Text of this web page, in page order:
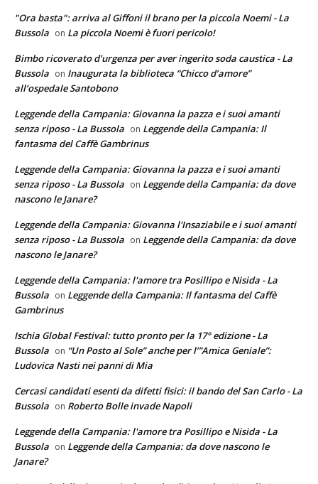
"Ora basta": arriva al Giffoni il brano per la piccola Noemi - La
Bussola on La piccola Noemi è fuori pericolo!
Bimbo ricoverato d'urgenza per aver ingerito soda caustica - La
Bussola on Inaugurata la biblioteca “Chicco d’amore”
all’ospedale Santobono
Leggende della Campania: Giovanna la pazza e i suoi amanti
senza riposo - La Bussola on Leggende della Campania: Il
fantasma del Caffè Gambrinus
Leggende della Campania: Giovanna la pazza e i suoi amanti
senza riposo - La Bussola on Leggende della Campania: da dove
nascono le Janare?
Leggende della Campania: Giovanna l'Insaziabile e i suoi amanti
senza riposo - La Bussola on Leggende della Campania: da dove
nascono le Janare?
Leggende della Campania: l'amore tra Posillipo e Nisida - La
Bussola on Leggende della Campania: Il fantasma del Caffè
Gambrinus
Ischia Global Festival: tutto pronto per la 17° edizione - La
Bussola on “Un Posto al Sole” anche per l’”Amica Geniale”:
Ludovica Nasti nei panni di Mia
Cercasi candidati esenti da difetti fisici: il bando del San Carlo - La
Bussola on Roberto Bolle invade Napoli
Leggende della Campania: l'amore tra Posillipo e Nisida - La
Bussola on Leggende della Campania: da dove nascono le
Janare?